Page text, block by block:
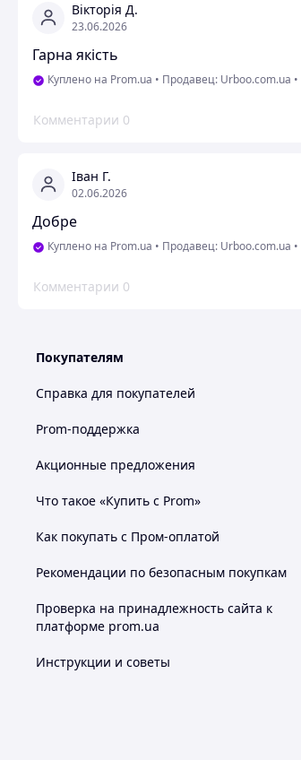
Вікторія Д.
23.06.2026
Гарна якість
Куплено на Prom.ua • Продавец: Urboo.com.ua •
Комментарии 0
Іван Г.
02.06.2026
Добре
Куплено на Prom.ua • Продавец: Urboo.com.ua •
Комментарии 0
Покупателям
Справка для покупателей
Prom-поддержка
Акционные предложения
Что такое «Купить с Prom»
Как покупать с Пром-оплатой
Рекомендации по безопасным покупкам
Проверка на принадлежность сайта к
платформе prom.ua
Инструкции и советы